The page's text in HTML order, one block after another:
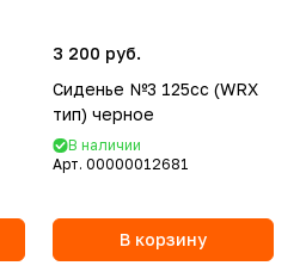
3 200 руб.
Сиденье №3 125сс (WRX
тип) черное
В наличии
Арт. 00000012681
В корзину